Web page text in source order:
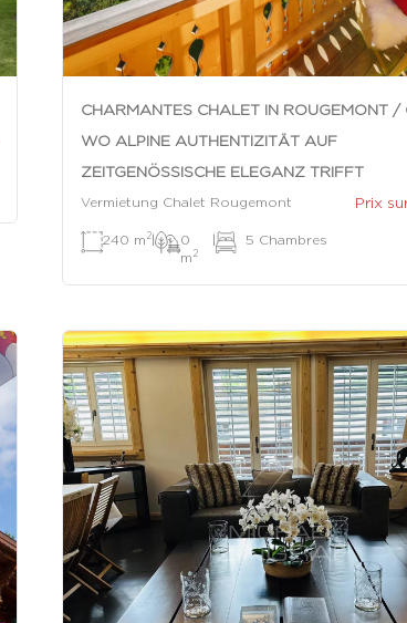
CHARMANTES CHALET IN ROUGEMONT /
WO ALPINE AUTHENTIZITÄT AUF
ZEITGENÖSSISCHE ELEGANZ TRIFFT
Vermietung Chalet Rougemont Prix
240 m 2|
0
m 2
| 5 Chambres